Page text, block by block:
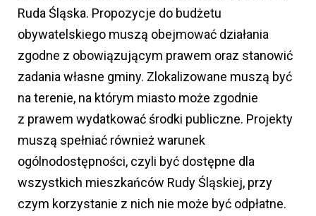
Ruda Śląska. Propozycje do budżetu
obywatelskiego muszą obejmować działania
zgodne z obowiązującym prawem oraz stanowić
zadania własne gminy. Zlokalizowane muszą być
na terenie, na którym miasto może zgodnie
z prawem wydatkować środki publiczne. Projekty
muszą spełniać również warunek
ogólnodostępności, czyli być dostępne dla
wszystkich mieszkańców Rudy Śląskiej, przy
czym korzystanie z nich nie może być odpłatne.